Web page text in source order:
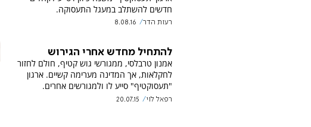
חדשים להשתלב במעגל התעסוקה.
רעות הדר 8.08.16
להתחיל מחדש אחרי הגירוש
אמנון טרבלסי, ממגורשי גוש קטיף, חולם לחזור
לחקלאות, אך המדינה מערימה קשיים. ארגון
"תעסוקטיף" סייע לו ולמגורשים אחרים.
רפאל לוי 20.07.15